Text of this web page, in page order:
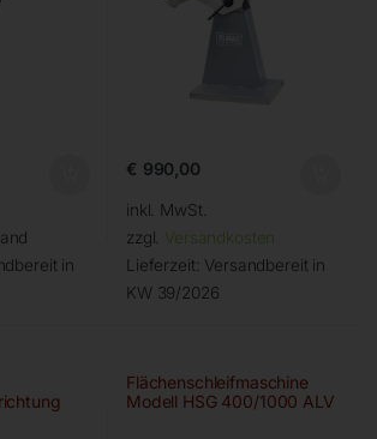
in
€ 990,00
inkl. MwSt.
zzgl. Versandkosten
Lieferzeit: Versandbereit in
KW 39/2026
Flächenschleifmaschine
Modell HSG 400/1000 ALV